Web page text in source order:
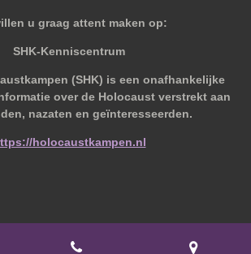
u graag attent maken op:
SHK-Kenniscentrum
(SHK) is een onafhankelijke
over de Holocaust verstrekt aan
nazaten en geïnteresseerden.
holocaustkampen.nl